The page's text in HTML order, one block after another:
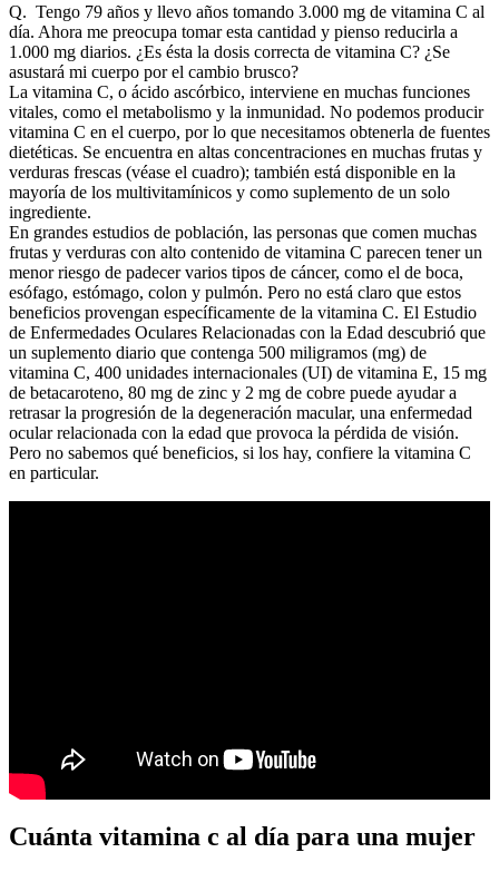
Q. Tengo 79 años y llevo años tomando 3.000 mg de vitamina C al
día. Ahora me preocupa tomar esta cantidad y pienso reducirla a
1.000 mg diarios. ¿Es ésta la dosis correcta de vitamina C? ¿Se
asustará mi cuerpo por el cambio brusco?
La vitamina C, o ácido ascórbico, interviene en muchas funciones
vitales, como el metabolismo y la inmunidad. No podemos producir
vitamina C en el cuerpo, por lo que necesitamos obtenerla de fuentes
dietéticas. Se encuentra en altas concentraciones en muchas frutas y
verduras frescas (véase el cuadro); también está disponible en la
mayoría de los multivitamínicos y como suplemento de un solo
ingrediente.
En grandes estudios de población, las personas que comen muchas
frutas y verduras con alto contenido de vitamina C parecen tener un
menor riesgo de padecer varios tipos de cáncer, como el de boca,
esófago, estómago, colon y pulmón. Pero no está claro que estos
beneficios provengan específicamente de la vitamina C. El Estudio
de Enfermedades Oculares Relacionadas con la Edad descubrió que
un suplemento diario que contenga 500 miligramos (mg) de
vitamina C, 400 unidades internacionales (UI) de vitamina E, 15 mg
de betacaroteno, 80 mg de zinc y 2 mg de cobre puede ayudar a
retrasar la progresión de la degeneración macular, una enfermedad
ocular relacionada con la edad que provoca la pérdida de visión.
Pero no sabemos qué beneficios, si los hay, confiere la vitamina C
en particular.
Cuánta vitamina c al día para una mujer